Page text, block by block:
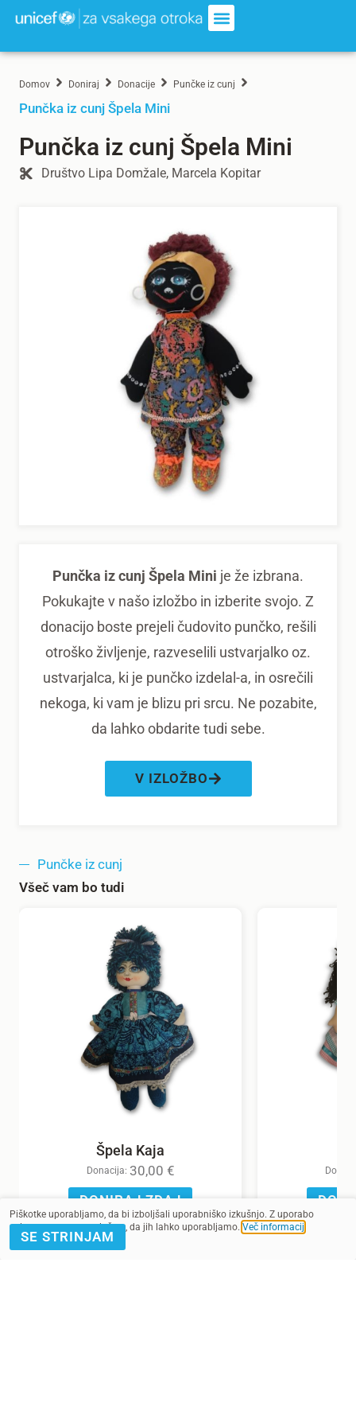
Domov Doniraj Donacije Punčke iz cunj
Punčka iz cunj Špela Mini
Punčka iz cunj Špela Mini
Društvo Lipa Domžale, Marcela Kopitar
Punčka iz cunj Špela Mini je že izbrana.
Pokukajte v našo izložbo in izberite svojo. Z
donacijo boste prejeli čudovito punčko, rešili
otroško življenje, razveselili ustvarjalko oz.
ustvarjalca, ki je punčko izdelal-a, in osrečili
nekoga, ki vam je blizu pri srcu. Ne pozabite,
da lahko obdarite tudi sebe.
V IZLOŽBO
Punčke iz cunj
Všeč vam bo tudi
Špela Kaja
Donacija: 30,00 €
DONIRAJ ZDAJ
Piškotke uporabljamo, da bi izboljšali uporabniško izkušnjo. Z uporabo
spletnega mesta soglašate, da jih lahko uporabljamo. Več informacij
SE STRINJAM